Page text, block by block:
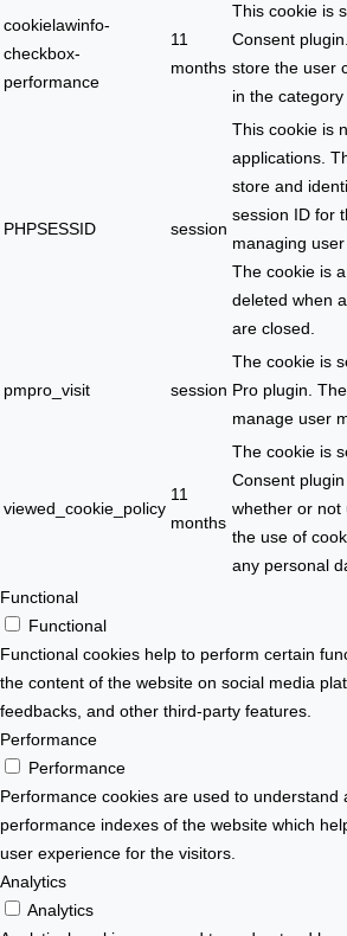
cookielawinfo-
checkbox-
performance
11
months
This cookie is
Consent
store the user
in the
PHPSESSID session
This cookie is
applications.
store and
session ID for
managing
The cookie is
deleted when
are closed.
pmpro_visit session
The cookie is
Pro plugin.
manage user
viewed_cookie_policy
11
months
The cookie is
Consent
whether or not
the use of
any personal
Functional
Functional
Functional cookies help to perform certain
the content of the website on social media
feedbacks, and other third-party features.
Performance
Performance
Performance cookies are used to understand
performance indexes of the website which
user experience for the visitors.
Analytics
Analytics